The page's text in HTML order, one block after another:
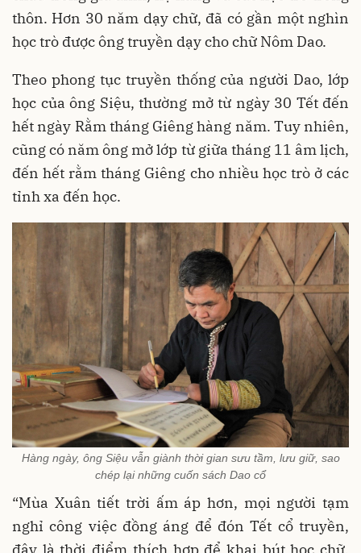
thôn. Hơn 30 năm dạy chữ, đã có gần một nghìn
học trò được ông truyền dạy cho chữ Nôm Dao.
Theo phong tục truyền thống của người Dao, lớp
học của ông Siệu, thường mở từ ngày 30 Tết đến
hết ngày Rằm tháng Giêng hàng năm. Tuy nhiên,
cũng có năm ông mở lớp từ giữa tháng 11 âm lịch,
đến hết rằm tháng Giêng cho nhiều học trò ở các
tỉnh xa đến học.
Hàng ngày, ông Siệu vẫn giành thời gian sưu tầm, lưu giữ, sao
chép lại những cuốn sách Dao cổ
“Mùa Xuân tiết trời ấm áp hơn, mọi người tạm
nghỉ công việc đồng áng để đón Tết cổ truyền,